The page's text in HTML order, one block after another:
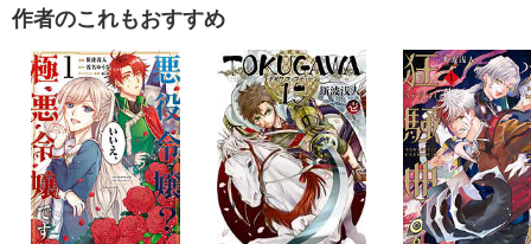
作者のこれもおすすめ